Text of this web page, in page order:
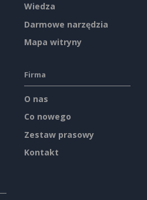
Wiedza
Darmowe narzędzia
Mapa witryny
Firma
O nas
Co nowego
Zestaw prasowy
Kontakt